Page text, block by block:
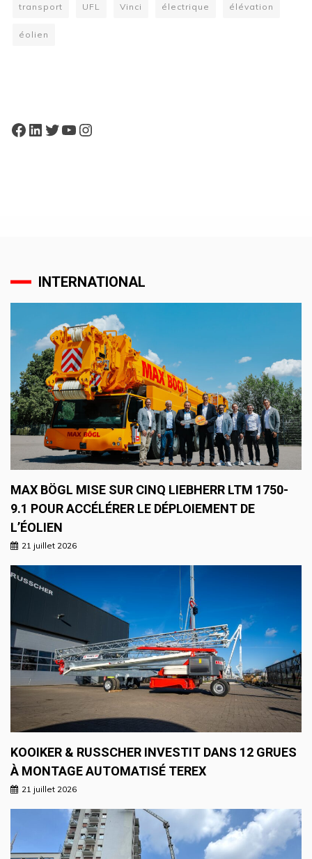
transport UFL Vinci électrique élévation
éolien
Facebook
LinkedIn
Twitter
YouTube
Instagram
INTERNATIONAL
MAX BÖGL MISE SUR CINQ LIEBHERR LTM 1750-
9.1 POUR ACCÉLÉRER LE DÉPLOIEMENT DE
L’ÉOLIEN
21 juillet 2026
KOOIKER & RUSSCHER INVESTIT DANS 12 GRUES
À MONTAGE AUTOMATISÉ TEREX
21 juillet 2026